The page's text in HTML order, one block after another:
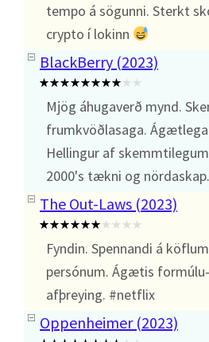
tempo á sögunni. Sterkt
crypto í lokinn
BlackBerry (2023)
Mjög áhugaverð mynd.
frumkvöðlasaga. Ágætlega
Hellingur af
2000's tækni og nördaskap.
The Out-Laws (2023)
Fyndin. Spennandi á
persónum. Ágætis
afþreying. #netflix
Oppenheimer (2023)